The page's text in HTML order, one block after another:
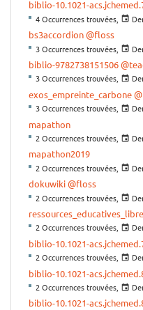
biblio-10.1021-
4 Occurrences trouvées,
bs3accordion@floss
3 Occurrences trouvées,
biblio-9782738151506
3 Occurrences trouvées,
exos_empreinte_carbone
3 Occurrences trouvées,
mapathon
2 Occurrences trouvées,
mapathon2019
2 Occurrences trouvées,
dokuwiki@floss
2 Occurrences trouvées,
2 Occurrences trouvées,
biblio-10.1021-
2 Occurrences trouvées,
biblio-10.1021-
2 Occurrences trouvées,
biblio-10.1021-